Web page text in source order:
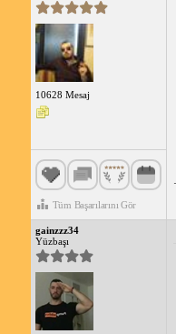
10628 Mesaj
Tüm Başarılarını Gör
gainzzz34
Yüzbaşı